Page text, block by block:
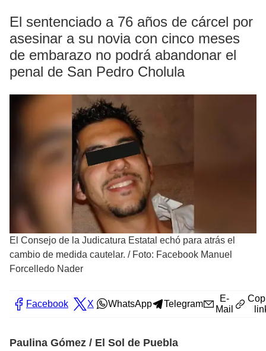
El sentenciado a 76 años de cárcel por
asesinar a su novia con cinco meses
de embarazo no podrá abandonar el
penal de San Pedro Cholula
El Consejo de la Judicatura Estatal echó para atrás el
cambio de medida cautelar. / Foto: Facebook Manuel
Forcelledo Nader
Facebook X WhatsApp Telegram
E-
Mail
Paulina Gómez / El Sol de Puebla